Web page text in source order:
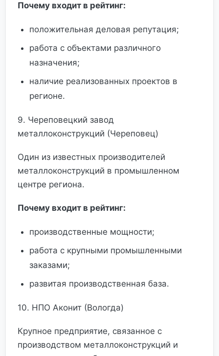
Почему входит в рейтинг:
положительная деловая репутация;
работа с объектами различного
назначения;
наличие реализованных проектов в
регионе.
9. Череповецкий завод
металлоконструкций (Череповец)
Один из известных производителей
металлоконструкций в промышленном
центре региона.
Почему входит в рейтинг:
производственные мощности;
работа с крупными промышленными
заказами;
развитая производственная база.
10. НПО Аконит (Вологда)
Крупное предприятие, связанное с
производством металлоконструкций и